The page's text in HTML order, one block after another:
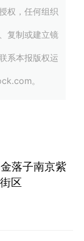
权，任何组织
复制或建立镜
系本报版权运
。
落子南京紫
区